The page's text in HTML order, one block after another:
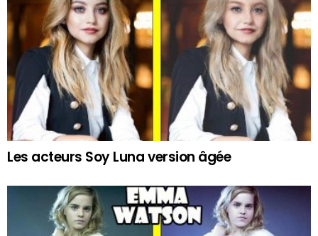
Les acteurs Soy Luna version âgée